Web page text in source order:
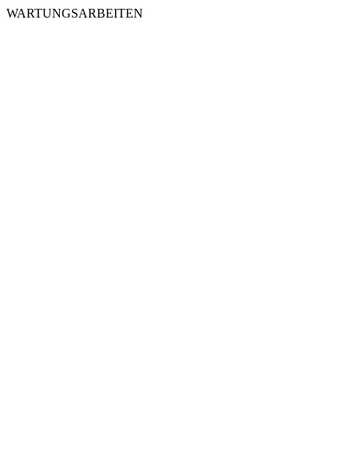
WARTUNGSARBEITEN